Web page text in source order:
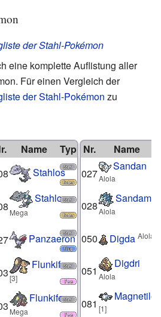
der Stahl-Pokémon
eine komplette Auflistung aller
Für einen Vergleich der
der Stahl-Pokémon zu
Name
Typ
Stahlos
Stahlos
Mega
Panzaeron
Flunkifer
[3]
Flunkifer
Mega
Nr. Name
027
Sandan
Alola
028
Sandamer
Alola
050 Digda Alola
051
Digdri
Alola
081
Magnetilo
[1]